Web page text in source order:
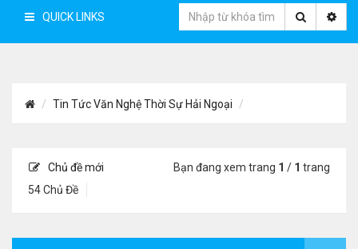
QUICK LINKS
Tin Tức Văn Nghệ Thời Sự Hải Ngoại
Chủ đề mới
54 Chủ Đề
Bạn đang xem trang 1 / 1 trang